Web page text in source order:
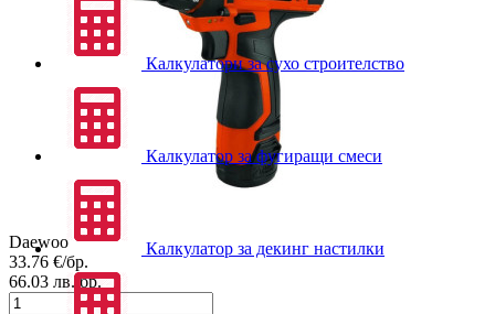
Daewoo
33.76 €/бр.
66.03 лв./бр.
Калкулатори за сухо строителство
Калкулатор за фугиращи смеси
Калкулатор за декинг настилки